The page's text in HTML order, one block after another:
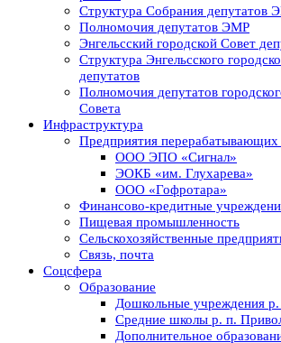
Структура Собрания депутатов
Полномочия депутатов ЭМР
Энгельсский городской Совет
Структура Энгельсского
депутатов
Полномочия депутатов
Совета
Инфраструктура
Предприятия перерабатывающих
ООО ЭПО «Сигнал»
ЭОКБ «им. Глухарева»
ООО «Гофротара»
Финансово-кредитные
Пищевая промышленность
Сельскохозяйственные
Связь, почта
Соцсфера
Образование
Дошкольные учреждения
Средние школы р. п.
Дополнительное